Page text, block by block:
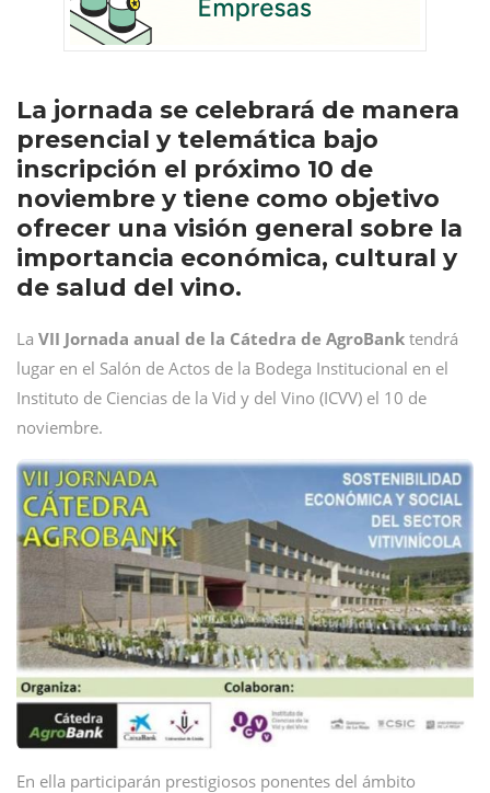
La jornada se celebrará de manera
presencial y telemática bajo
inscripción el próximo 10 de
noviembre y tiene como objetivo
ofrecer una visión general sobre la
importancia económica, cultural y
de salud del vino.
La VII Jornada anual de la Cátedra de AgroBank tendrá
lugar en el Salón de Actos de la Bodega Institucional en el
Instituto de Ciencias de la Vid y del Vino (ICVV) el 10 de
noviembre.
En ella participarán prestigiosos ponentes del ámbito